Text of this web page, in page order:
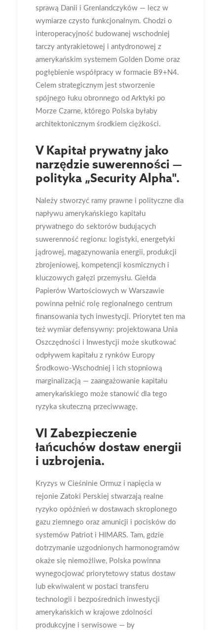
sprawą Danii i Grenlandczyków — lecz w
wymiarze czysto funkcjonalnym. Chodzi o
interoperacyjność budowanej wschodniej
tarczy antyrakietowej i antydronowej z
amerykańskim systemem Golden Dome oraz
pogłębienie współpracy w formacie B9+N4.
Celem strategicznym jest stworzenie
spójnego łuku obronnego od Arktyki po
Morze Czarne, którego Polska byłaby
architektonicznym środkiem ciężkości.
V Kapitał prywatny jako
narzędzie suwerenności —
polityka „Security Alpha".
Należy stworzyć ramy prawne i polityczne dla
napływu amerykańskiego kapitału
prywatnego do sektorów budujących
suwerenność regionu: logistyki, energetyki
jądrowej, magazynowania energii, produkcji
zbrojeniowej, kompetencji kosmicznych i
kluczowych gałęzi przemysłu. Giełda
Papierów Wartościowych w Warszawie
powinna pełnić rolę regionalnego centrum
finansowania tych inwestycji. Priorytet ten ma
też wymiar defensywny: projektowana Unia
Oszczędności i Inwestycji może skutkować
odpływem kapitału z rynków Europy
Środkowo-Wschodniej i ich stopniową
marginalizacją — zaangażowanie kapitału
amerykańskiego może stanowić dla tego
ryzyka skuteczną przeciwwagę.
VI Zabezpieczenie
łańcuchów dostaw energii
i uzbrojenia.
Kryzys w Cieśninie Ormuz i napięcia w
rejonie Zatoki Perskiej stwarzają realne
ryzyko opóźnień w dostawach skroplonego
gazu ziemnego oraz amunicji i pocisków do
systemów Patriot i HIMARS. Tam, gdzie
dotrzymanie uzgodnionych harmonogramów
okaże się niemożliwe, Polska powinna
wynegocjować priorytetowy status dostaw
lub ekwiwalent w postaci transferu
technologii i bezpośrednich inwestycji
amerykańskich w krajowe zdolności
produkcyjne i serwisowe — by